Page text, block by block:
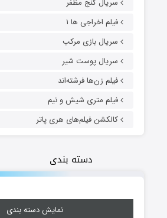
فیلم اخراجی ها ۱
سریال بازی مرکب
سریال پوست شیر
فیلم زن‌ها فرشته‌اند
فیلم متری شیش و نیم
کالکشن فیلم‌های هری پاتر
دسته بندی
نمایش دسته بندی